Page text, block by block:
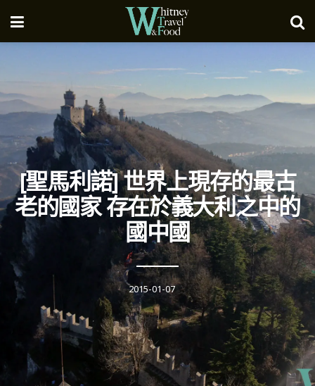
[聖馬利諾] 世界上現存的最古
老的國家 存在於義大利之中的
國中國
2015-01-07